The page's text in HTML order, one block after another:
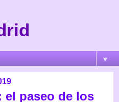
▼
el paseo de los